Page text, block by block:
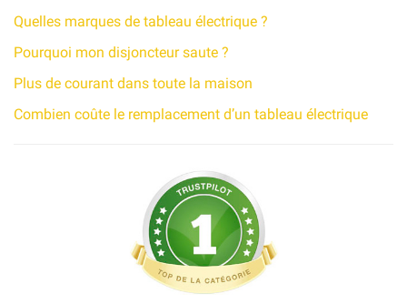
Quelles marques de tableau électrique ?
Pourquoi mon disjoncteur saute ?
Plus de courant dans toute la maison
Combien coûte le remplacement d’un tableau électrique